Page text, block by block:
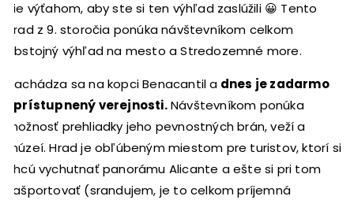
nie výťahom, aby ste si ten výhľad zaslúžili 😀 Tento
hrad z 9. storočia ponúka návštevníkom celkom
obstojný výhľad na mesto a Stredozemné more.
Nachádza sa na kopci Benacantil a dnes je zadarmo
sprístupnený verejnosti.Návštevníkom ponúka
možnosť prehliadky jeho pevnostných brán, veží a
múzeí. Hrad je obľúbeným miestom pre turistov, ktorí si
chcú vychutnať panorámu Alicante a ešte si pri tom
zašportovať (srandujem, je to celkom príjemná